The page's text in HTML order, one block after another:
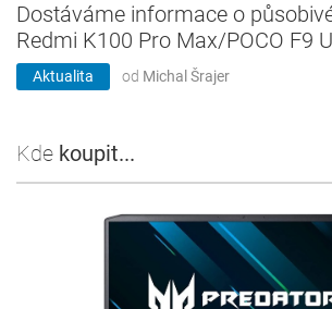
Dostáváme informace o
Redmi K100 Pro Max/POCO F9
Aktualita od Michal Šrajer
Kde koupit...